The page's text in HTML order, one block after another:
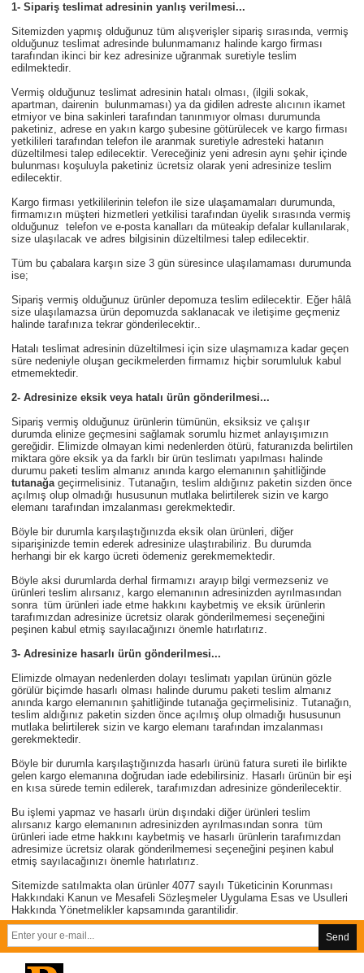
1- Sipariş teslimat adresinin yanlış verilmesi...
Sitemizden yapmış olduğunuz tüm alışverişler sipariş sırasında, vermiş
olduğunuz teslimat adresinde bulunmamanız halinde kargo firması
tarafından ikinci bir kez adresinize uğranmak suretiyle teslim
edilmektedir.
Vermiş olduğunuz teslimat adresinin hatalı olması, (ilgili sokak,
apartman, dairenin bulunmaması) ya da gidilen adreste alıcının ikamet
etmiyor ve bina sakinleri tarafından tanınmıyor olması durumunda
paketiniz, adrese en yakın kargo şubesine götürülecek ve kargo firması
yetkilileri tarafından telefon ile aranmak suretiyle adresteki hatanın
düzeltilmesi talep edilecektir. Vereceğiniz yeni adresin aynı şehir içinde
bulunması koşuluyla paketiniz ücretsiz olarak yeni adresinize teslim
edilecektir.
Kargo firması yetkililerinin telefon ile size ulaşamamaları durumunda,
firmamızın müşteri hizmetleri yetkilisi tarafından üyelik sırasında vermiş
olduğunuz telefon ve e-posta kanalları da müteakip defalar kullanılarak,
size ulaşılacak ve adres bilgisinin düzeltilmesi talep edilecektir.
Tüm bu çabalara karşın size 3 gün süresince ulaşılamaması durumunda
ise;
Sipariş vermiş olduğunuz ürünler depomuza teslim edilecektir. Eğer hâlâ
size ulaşılamazsa ürün depomuzda saklanacak ve iletişime geçmeniz
halinde tarafınıza tekrar gönderilecektir..
Hatalı teslimat adresinin düzeltilmesi için size ulaşmamıza kadar geçen
süre nedeniyle oluşan gecikmelerden firmamız hiçbir sorumluluk kabul
etmemektedir.
2- Adresinize eksik veya hatalı ürün gönderilmesi...
Sipariş vermiş olduğunuz ürünlerin tümünün, eksiksiz ve çalışır
durumda elinize geçmesini sağlamak sorumlu hizmet anlayışımızın
gereğidir. Elimizde olmayan kimi nedenlerden ötürü, faturanızda belirtilen
miktara göre eksik ya da farklı bir ürün teslimatı yapılması halinde
durumu paketi teslim almanız anında kargo elemanının şahitliğinde
tutanağa geçirmelisiniz. Tutanağın, teslim aldığınız paketin sizden önce
açılmış olup olmadığı hususunun mutlaka belirtilerek sizin ve kargo
elemanı tarafından imzalanması gerekmektedir.
Böyle bir durumla karşılaştığınızda eksik olan ürünleri, diğer
siparişinizde temin ederek adresinize ulaştırabiliriz. Bu durumda
herhangi bir ek kargo ücreti ödemeniz gerekmemektedir.
Böyle aksi durumlarda derhal firmamızı arayıp bilgi vermezseniz ve
ürünleri teslim alırsanız, kargo elemanının adresinizden ayrılmasından
sonra tüm ürünleri iade etme hakkını kaybetmiş ve eksik ürünlerin
tarafımızdan adresinize ücretsiz olarak gönderilmemesi seçeneğini
peşinen kabul etmiş sayılacağınızı önemle hatırlatırız.
3- Adresinize hasarlı ürün gönderilmesi...
Elimizde olmayan nedenlerden dolayı teslimatı yapılan ürünün gözle
görülür biçimde hasarlı olması halinde durumu paketi teslim almanız
anında kargo elemanının şahitliğinde tutanağa geçirmelisiniz. Tutanağın,
teslim aldığınız paketin sizden önce açılmış olup olmadığı hususunun
mutlaka belirtilerek sizin ve kargo elemanı tarafından imzalanması
gerekmektedir.
Böyle bir durumla karşılaştığınızda hasarlı ürünü fatura sureti ile birlikte
gelen kargo elemanına doğrudan iade edebilirsiniz. Hasarlı ürünün bir eşi
en kısa sürede temin edilerek, tarafımızdan adresinize gönderilecektir.
Bu işlemi yapmaz ve hasarlı ürün dışındaki diğer ürünleri teslim
alırsanız kargo elemanının adresinizden ayrılmasından sonra tüm
ürünleri iade etme hakkını kaybetmiş ve hasarlı ürünlerin tarafımızdan
adresimize ücretsiz olarak gönderilmemesi seçeneğini peşinen kabul
etmiş sayılacağınızı önemle hatırlatırız.
Sitemizde satılmakta olan ürünler 4077 sayılı Tüketicinin Korunması
Hakkındaki Kanun ve Mesafeli Sözleşmeler Uygulama Esas ve Usulleri
Hakkında Yönetmelikler kapsamında garantilidir.
Send